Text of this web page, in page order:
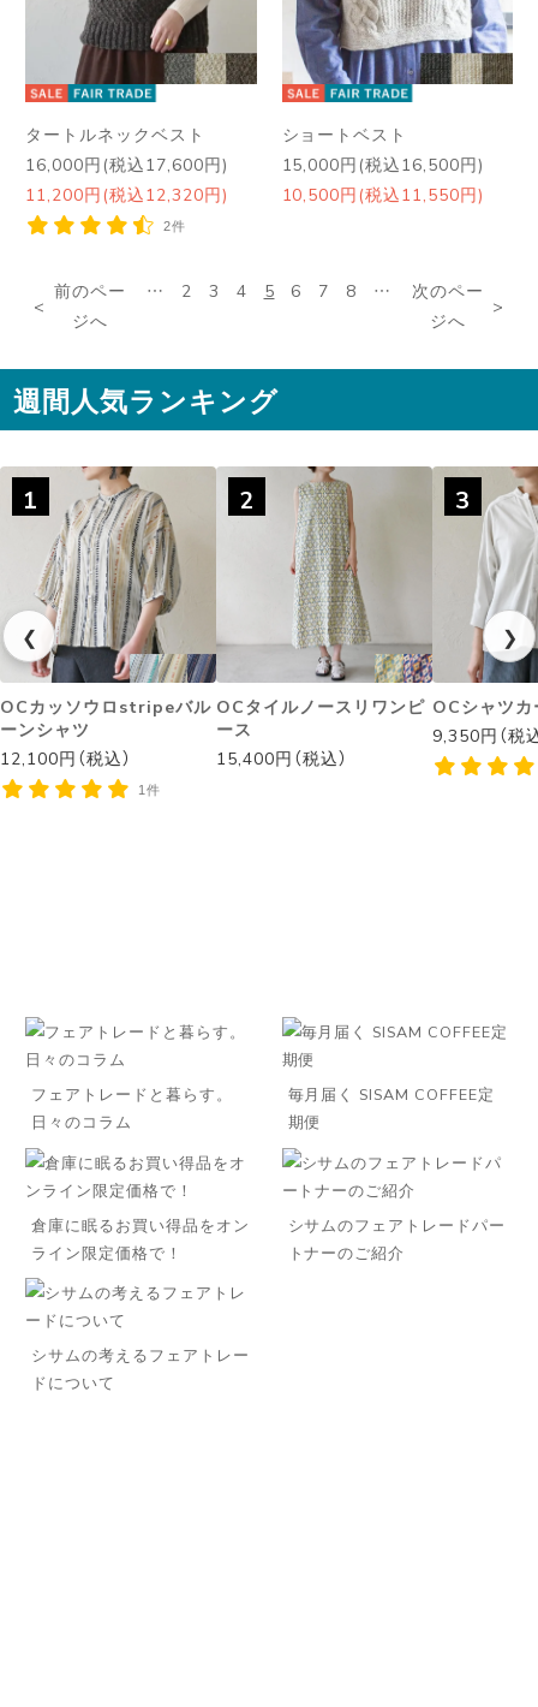
タートルネックベスト
16,000円(税込17,600円)
11,200円(税込12,320円)
2件
ショートベスト
15,000円(税込16,500円)
10,500円(税込11,550円)
前のペー
ジへ
… 2 3 4 5 6 7 8 …
次のペー
ジへ
週間人気ランキング
❮
1
OCカッソウロstripeバル
ーンシャツ
12,100円（税込）
1件
2
OCタイルノースリワンピ
ース
15,400円（税込）
3
OCシャツ
9,350円（税
❯
フェアトレードと暮らす。
日々のコラム
毎月届く SISAM COFFEE定
期便
倉庫に眠るお買い得品をオン
ライン限定価格で！
シサムのフェアトレードパー
トナーのご紹介
シサムの考えるフェアトレー
ドについて